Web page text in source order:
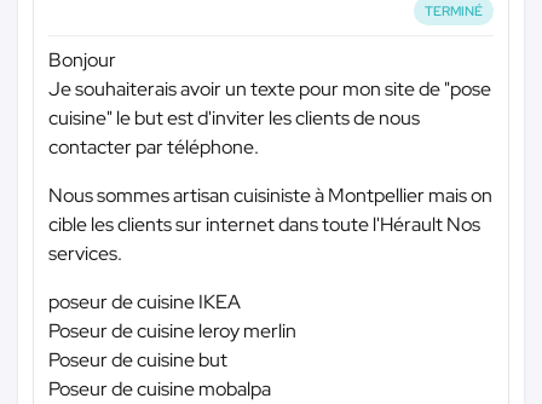
TERMINÉ
Bonjour
Je souhaiterais avoir un texte pour mon site de "pose
cuisine" le but est d'inviter les clients de nous
contacter par téléphone.
Nous sommes artisan cuisiniste à Montpellier mais on
cible les clients sur internet dans toute l'Hérault Nos
services.
poseur de cuisine IKEA
Poseur de cuisine leroy merlin
Poseur de cuisine but
Poseur de cuisine mobalpa